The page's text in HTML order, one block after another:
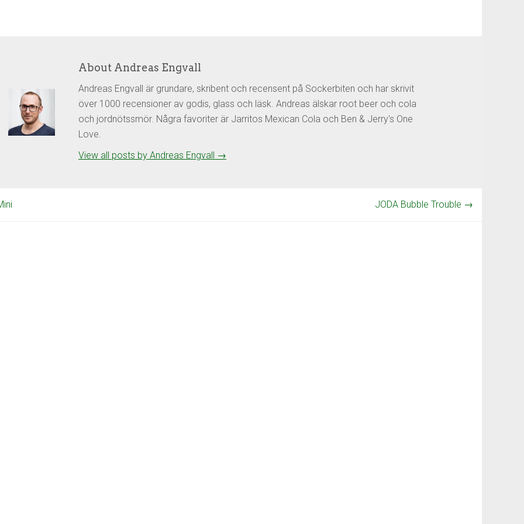
About Andreas Engvall
Andreas Engvall är grundare, skribent och recensent på Sockerbiten och har skrivit
över 1000 recensioner av godis, glass och läsk. Andreas älskar root beer och cola
och jordnötssmör. Några favoriter är Jarritos Mexican Cola och Ben & Jerry's One
Love.
View all posts by Andreas Engvall →
JODA Bubble Trouble →